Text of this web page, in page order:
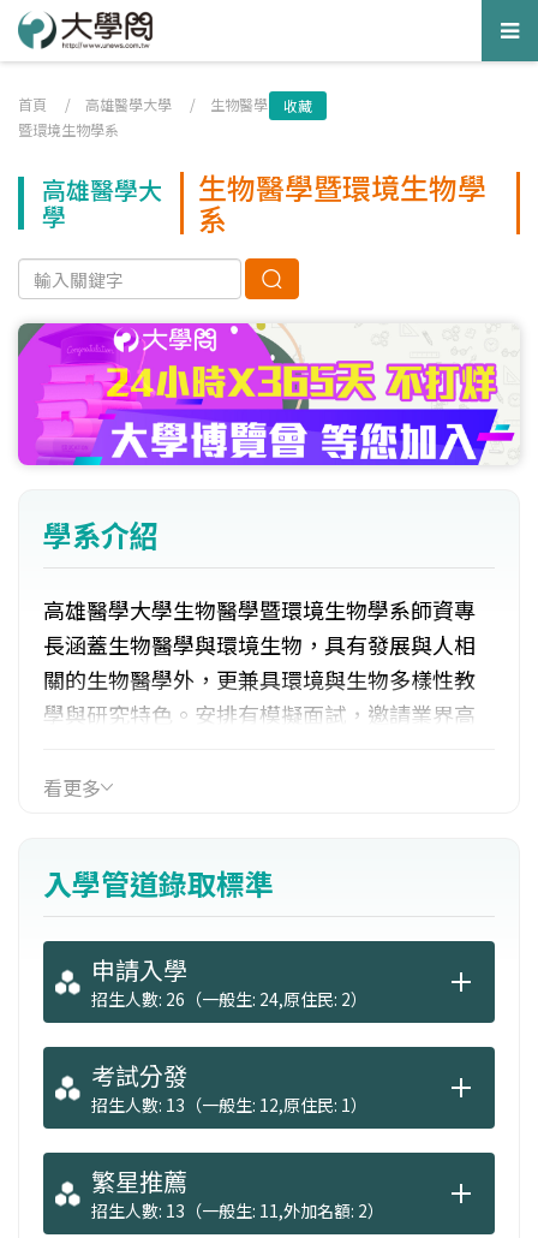
首頁 / 高雄醫學大學 / 生物醫學
暨環境生物學系
收藏
高雄醫學大
學
生物醫學暨環境生物學
系
學系介紹
高雄醫學大學生物醫學暨環境生物學系師資專
長涵蓋生物醫學與環境生物，具有發展與人相
關的生物醫學外，更兼具環境與生物多樣性教
學與研究特色。安排有模擬面試，邀請業界高
驗。此外，實務課程乃鼓勵同學投入實驗室研
是否適合往研究領域發展；對未來計畫進修研
究所者，預先具備基礎能力，亦可跟隨老師學
習從事研究的堅持、熱忱及樂趣。
看更多
入學管道錄取標準
申請入學
招生人數: 26（一般生: 24,原住民: 2）
考試分發
招生人數: 13（一般生: 12,原住民: 1）
繁星推薦
招生人數: 13（一般生: 11,外加名額: 2）